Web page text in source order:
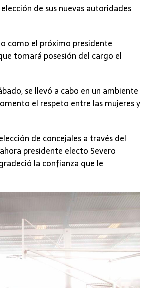
de sus nuevas autoridades
como el próximo presidente
tomará posesión del cargo el
se llevó a cabo en un ambiente
el respeto entre las mujeres y
de concejales a través del
presidente electo Severo
la confianza que le